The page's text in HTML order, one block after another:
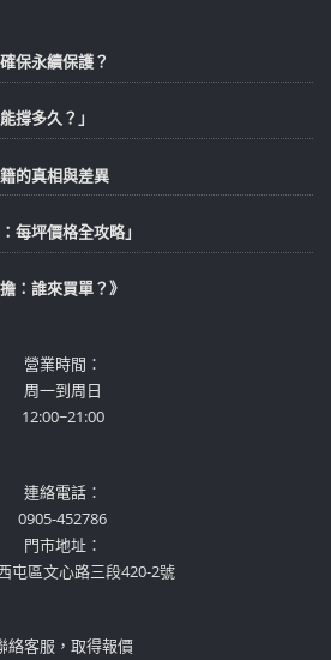
保永續保護？
撐多久？」
的真相與差異
每坪價格全攻略」
：誰來買單？》
營業時間：
周一到周日
12:00~21:00
連絡電話：
0905-452786
門市地址：
屯區文心路三段420-2號
絡客服，取得報價